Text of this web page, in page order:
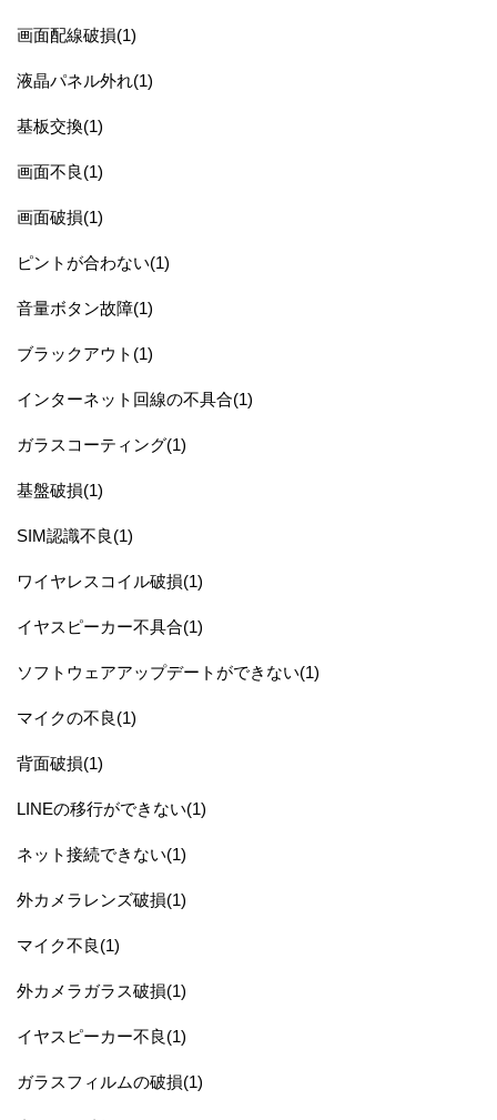
画面配線破損(1)
液晶パネル外れ(1)
基板交換(1)
画面不良(1)
画面破損(1)
ピントが合わない(1)
音量ボタン故障(1)
ブラックアウト(1)
インターネット回線の不具合(1)
ガラスコーティング(1)
基盤破損(1)
SIM認識不良(1)
ワイヤレスコイル破損(1)
イヤスピーカー不具合(1)
ソフトウェアアップデートができない(1)
マイクの不良(1)
背面破損(1)
LINEの移行ができない(1)
ネット接続できない(1)
外カメラレンズ破損(1)
マイク不良(1)
外カメラガラス破損(1)
イヤスピーカー不良(1)
ガラスフィルムの破損(1)